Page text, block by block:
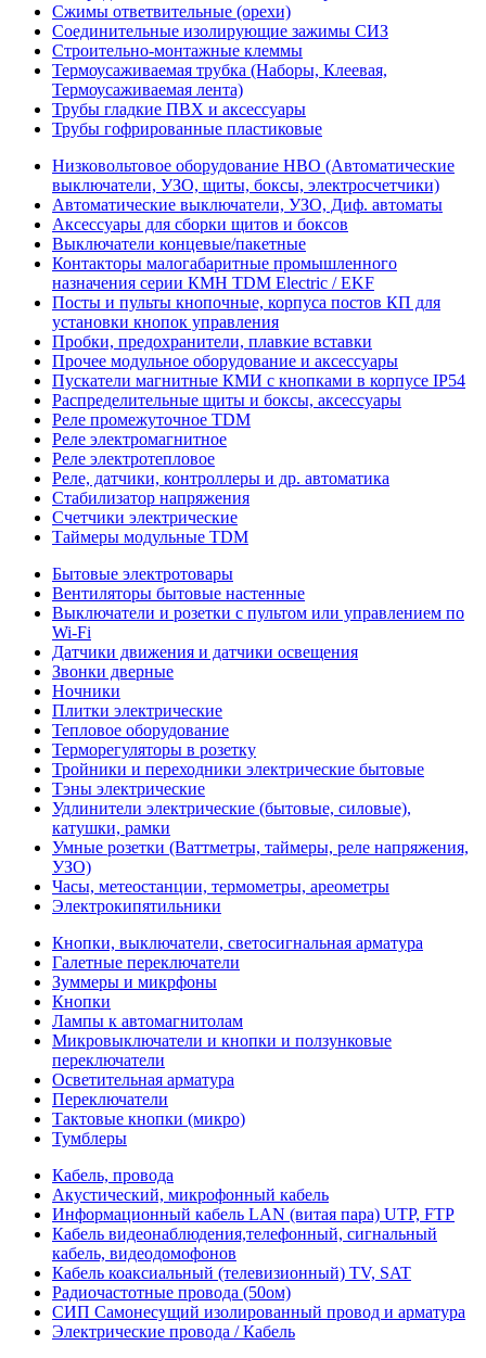
Сжимы ответвительные (орехи)
Соединительные изолирующие зажимы СИЗ
Строительно-монтажные клеммы
Термоусаживаемая трубка (Наборы, Клеевая,
Термоусаживаемая лента)
Трубы гладкие ПВХ и аксессуары
Трубы гофрированные пластиковые
Низковольтовое оборудование НВО (Автоматические
выключатели, УЗО, щиты, боксы, электросчетчики)
Автоматические выключатели, УЗО, Диф. автоматы
Аксессуары для сборки щитов и боксов
Выключатели концевые/пакетные
Контакторы малогабаритные промышленного
назначения серии КМН TDM Electric / EKF
Посты и пульты кнопочные, корпуса постов КП для
установки кнопок управления
Пробки, предохранители, плавкие вставки
Прочее модульное оборудование и аксессуары
Пускатели магнитные КМИ с кнопками в корпусе IP54
Распределительные щиты и боксы, аксессуары
Реле промежуточное TDM
Реле электромагнитное
Реле электротепловое
Реле, датчики, контроллеры и др. автоматика
Стабилизатор напряжения
Счетчики электрические
Таймеры модульные TDM
Бытовые электротовары
Вентиляторы бытовые настенные
Выключатели и розетки с пультом или управлением по
Wi-Fi
Датчики движения и датчики освещения
Звонки дверные
Ночники
Плитки электрические
Тепловое оборудование
Терморегуляторы в розетку
Тройники и переходники электрические бытовые
Тэны электрические
Удлинители электрические (бытовые, силовые),
катушки, рамки
Умные розетки (Ваттметры, таймеры, реле напряжения,
УЗО)
Часы, метеостанции, термометры, ареометры
Электрокипятильники
Кнопки, выключатели, светосигнальная арматура
Галетные переключатели
Зуммеры и микрфоны
Кнопки
Лампы к автомагнитолам
Микровыключатели и кнопки и ползунковые
переключатели
Осветительная арматура
Переключатели
Тактовые кнопки (микро)
Тумблеры
Кабель, провода
Акустический, микрофонный кабель
Информационный кабель LAN (витая пара) UTP, FTP
Кабель видеонаблюдения,телефонный, сигнальный
кабель, видеодомофонов
Кабель коаксиальный (телевизионный) TV, SAT
Радиочастотные провода (50ом)
СИП Самонесущий изолированный провод и арматура
Электрические провода / Кабель